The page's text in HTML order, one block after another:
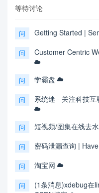
等待讨论
问 Getting Started |
问 Customer Centric
问 学霸盘
问 系统迷 - 关注科技
问 短视频/图集在线去
问 密码泄漏查询 |
问 淘宝网
问
(1条消息)xdebug在